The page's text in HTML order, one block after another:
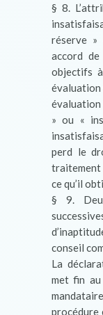
§ 8.
réserve »
accord
objectifs
évaluation
» ou «
perd le
traitement
ce qu’il
§ 9.
conseil
La
met fin au
procédure